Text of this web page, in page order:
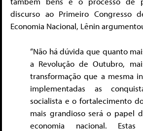
discurso ao Primeiro Congresso
Economia Nacional, Lênin
“Não há dúvida que quanto
a Revolução de Outubro,
transformação que a mesma
implementadas as
socialista e o fortalecimento
mais grandioso será o papel
economia nacional.